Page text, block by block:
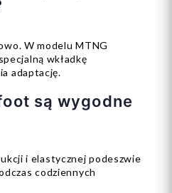
W modelu MTNG
wkładkę
adaptację.
są wygodne
i elastycznej podeszwie
codziennych